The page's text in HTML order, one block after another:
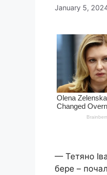
January 5,
— Тетяно
бере –